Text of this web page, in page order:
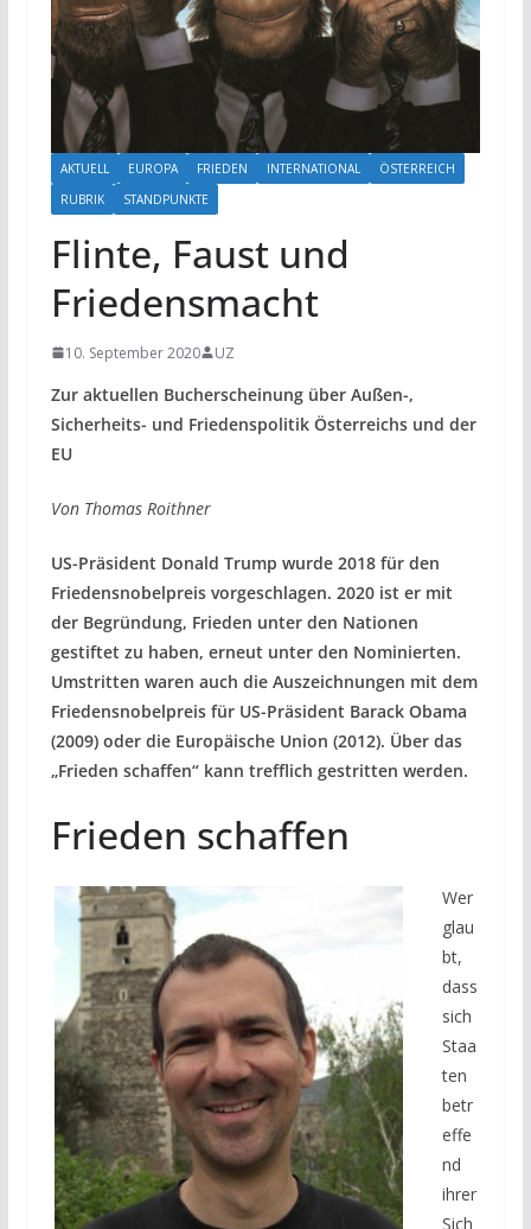
AKTUELL EUROPA FRIEDEN INTERNATIONAL
ÖSTERREICH
RUBRIK
STANDPUNKTE
Flinte, Faust und
Friedensmacht
10. September 2020 UZ
Zur aktuellen Bucherscheinung über Außen-,
Sicherheits- und Friedenspolitik Österreichs und der
EU
Von Thomas Roithner
US-Präsident Donald Trump wurde 2018 für den
Friedensnobelpreis vorgeschlagen. 2020 ist er mit
der Begründung, Frieden unter den Nationen
gestiftet zu haben, erneut unter den Nominierten.
Umstritten waren auch die Auszeichnungen mit dem
Friedensnobelpreis für US-Präsident Barack Obama
(2009) oder die Europäische Union (2012). Über das
„Frieden schaffen“ kann trefflich gestritten werden.
Frieden schaffen
Wer
glau
bt,
dass
sich
Staa
ten
betr
effe
nd
ihrer
Sich